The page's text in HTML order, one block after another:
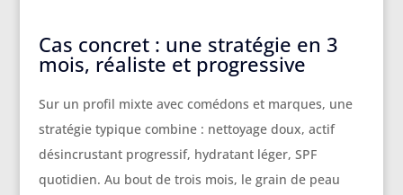
Cas concret : une stratégie en 3
mois, réaliste et progressive
Sur un profil mixte avec comédons et marques, une
stratégie typique combine : nettoyage doux, actif
désincrustant progressif, hydratant léger, SPF
quotidien. Au bout de trois mois, le grain de peau